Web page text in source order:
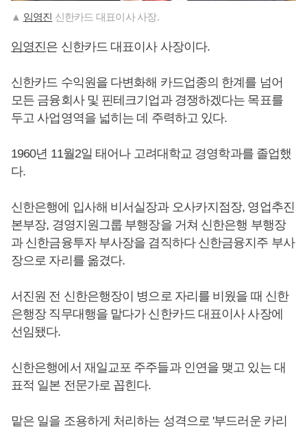
▲ 임영진 신한카드 대표이사 사장.
임영진은 신한카드 대표이사 사장이다.
신한카드 수익원을 다변화해 카드업종의 한계를 넘어
모든 금융회사 및 핀테크기업과 경쟁하겠다는 목표를
두고 사업영역을 넓히는 데 주력하고 있다.
1960년 11월2일 태어나 고려대학교 경영학과를 졸업했
다.
신한은행에 입사해 비서실장과 오사카지점장, 영업추진
본부장, 경영지원그룹 부행장을 거쳐 신한은행 부행장
과 신한금융투자 부사장을 겸직하다 신한금융지주 부사
장으로 자리를 옮겼다.
서진원 전 신한은행장이 병으로 자리를 비웠을 때 신한
은행장 직무대행을 맡다가 신한카드 대표이사 사장에
선임됐다.
신한은행에서 재일교포 주주들과 인연을 맺고 있는 대
표적 일본 전문가로 꼽힌다.
맡은 일을 조용하게 처리하는 성격으로 '부드러운 카리